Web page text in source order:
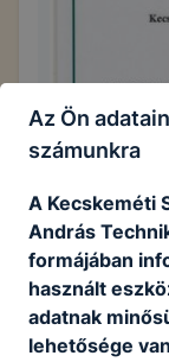
Az Ön
számunkra
A Kecskeméti
András
formájában
használt
adatnak
lehetősége